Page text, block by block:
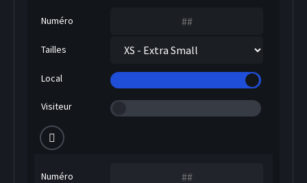
Numéro
Tailles
Local
Visiteur
Numéro